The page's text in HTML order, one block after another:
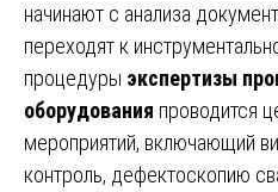
начинают с анализа
переходят к
процедуры экспертизы
оборудования проводится
мероприятий, включающий
контроль, дефектоскопию